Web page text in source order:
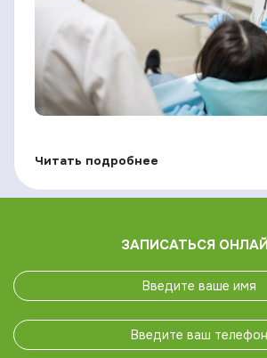
Читать подробнее
ЗАПИСАТЬСЯ